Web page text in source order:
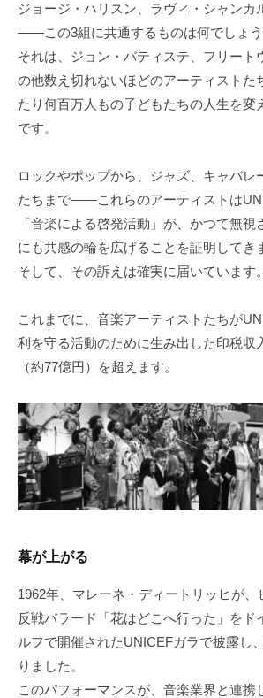
s
h
i
y
a
ン
ト
ジョージ・ハリスン、ラヴィ・シャンカ
——この3組に共通するものは何でしょう
それは、ジョン・バティステ、フリート
の他数え切れないほどのアーティストた
たり何百万人もの子どもたちの人生を変
です。
ロックやポップから、ジャズ、キャバレ
たちまで——これらのアーティストは
「音楽による啓発活動」が、かつて無視
にも共感の輪を広げることを証明してき
そして、その訴えは確実に届いています。
これまでに、音楽アーティストたちが
利を守る活動のために生み出した印税収
（約77億円）を超えます。
幕が上がる
1962年、マレーネ・ディートリッヒが
反戦バラード「花はどこへ行った」をド
ルフで開催されたUNICEFガラで披露し
りました。
このパフォーマンスが、音楽業界と連携